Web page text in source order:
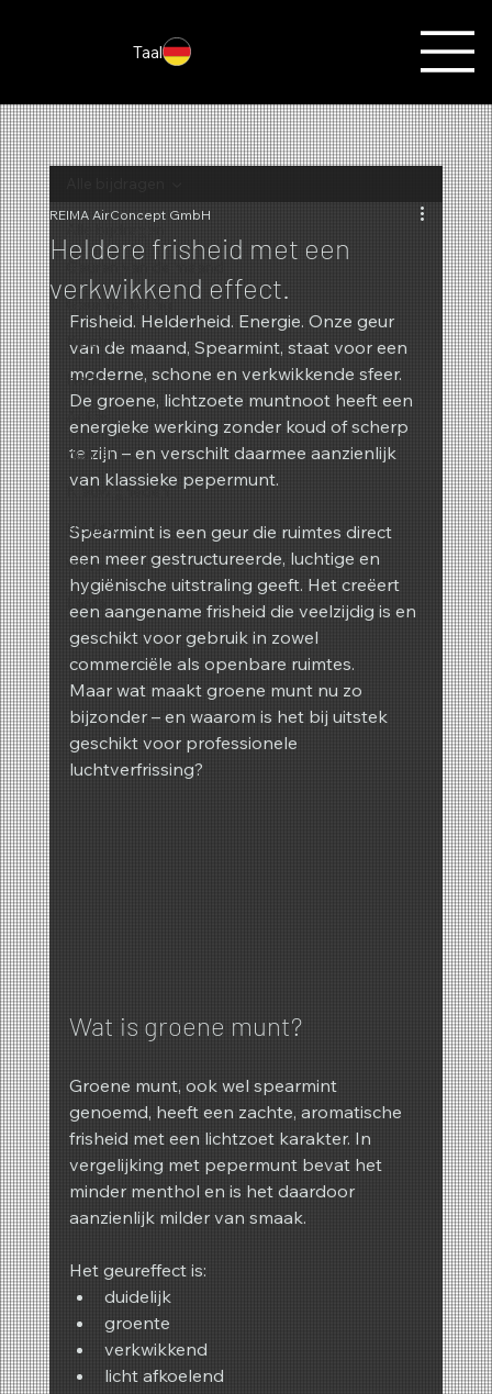
Taal
Geurmarketing
Kerstmis
Herfst
Acties
Zomer
Nieuwigheden
REIMA
Winter
Heldere frisheid met een
verkwikkend effect.
REIMA AirConcept GmbH
Frisheid. Helderheid. Energie. Onze geur
van de maand, Spearmint, staat voor een
moderne, schone en verkwikkende sfeer.
De groene, lichtzoete muntnoot heeft een
energieke werking zonder koud of scherp
te zijn – en verschilt daarmee aanzienlijk
van klassieke pepermunt.
Spearmint is een geur die ruimtes direct
een meer gestructureerde, luchtige en
hygiënische uitstraling geeft. Het creëert
een aangename frisheid die veelzijdig is en
geschikt voor gebruik in zowel
commerciële als openbare ruimtes.
Maar wat maakt groene munt nu zo
bijzonder – en waarom is het bij uitstek
geschikt voor professionele
luchtverfrissing?
Wat is groene munt?
Groene munt, ook wel spearmint
genoemd, heeft een zachte, aromatische
frisheid met een lichtzoet karakter. In
vergelijking met pepermunt bevat het
minder menthol en is het daardoor
aanzienlijk milder van smaak.
Het geureffect is:
duidelijk
groente
verkwikkend
licht afkoelend